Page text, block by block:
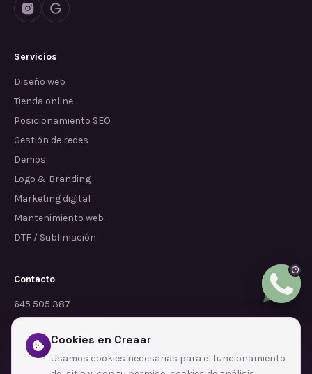
Servicios
Diseño web
Tienda online
Posicionamiento SEO
Gestión de redes
Demos
Logo & Branding
Marketing digital
Mantenimiento web
DTF / Sublimación
Contacto
645 505 387
info@dependalium.com
Mataró (Barcelona)
Cookies en Creaar
Usamos cookies necesarias para el funcionamiento